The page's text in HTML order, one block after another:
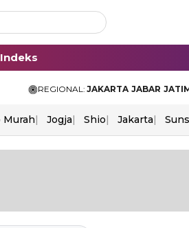
Indeks
REGIONAL: JAKARTA JABAR
Murah Jogja Shio Jakarta